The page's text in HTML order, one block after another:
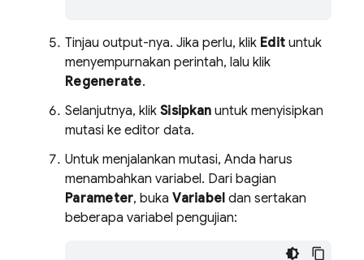
Tinjau output-nya. Jika perlu, klik Edit untuk
menyempurnakan perintah, lalu klik
Regenerate.
Selanjutnya, klik Sisipkan untuk menyisipkan
mutasi ke editor data.
Untuk menjalankan mutasi, Anda harus
menambahkan variabel. Dari bagian
Parameter, bukaVariabel dan sertakan
beberapa variabel pengujian: